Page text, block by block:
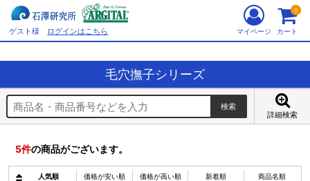
ゲスト様 ログインはこちら マイページ カート
0
毛穴撫子シリーズ
詳細検索
5件の商品がございます。
人気順 価格が安い順 価格が高い順 新着順 商品名順